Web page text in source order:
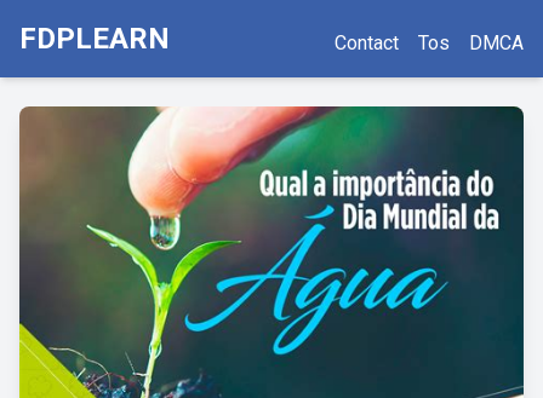
FDPLEARN Contact Tos DMCA